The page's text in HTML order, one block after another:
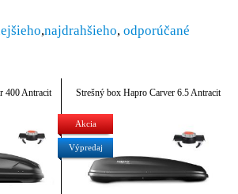
,najdrahšieho, odporúčané
400 Antracit
Akcia
Výpredaj
Strešný box Hapro Carver 6.5 Antracit